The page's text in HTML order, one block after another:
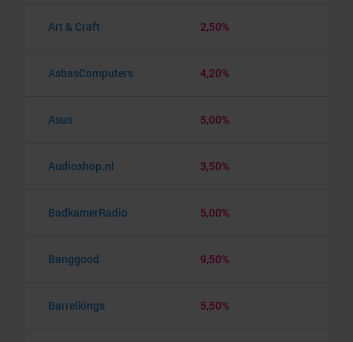
Art & Craft 2,50%
AsbasComputers 4,20%
Asus 5,00%
Audioshop.nl 3,50%
BadkamerRadio 5,00%
Banggood 9,50%
Barrelkings 5,50%